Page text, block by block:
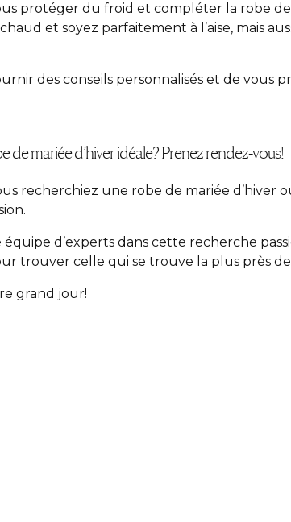
protéger du froid et compléter la robe
et soyez parfaitement à l’aise, mais
des conseils personnalisés et de vous
de mariée d’hiver idéale? Prenez rendez-vous!
recherchiez une robe de mariée
d’experts dans cette recherche
trouver celle qui se trouve la plus près de
grand jour!